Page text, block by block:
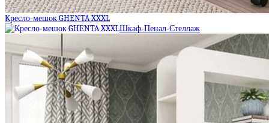
Кресло-мешок GHENTA XXXL
Шкаф-Пенал-Стеллаж